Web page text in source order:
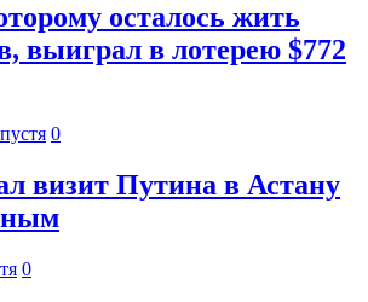
осталось жить
выиграл в лотерею $772
0
визит Путина в Астану
0